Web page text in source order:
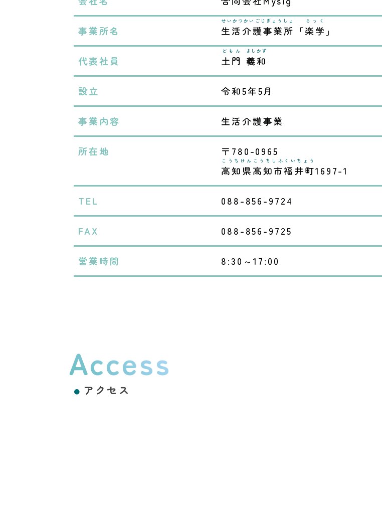
事業所名 生活介護事業所
せいかつかいごじぎょうしょ
「楽学
らっく
」
代表社員 土門
どもん
義和
よしかず
設立 令和5年5月
事業内容 生活介護事業
所在地
〒780-0965
高知県高知市福井町
こうちけんこうちしふくいちょう
1697-1
TEL 088-856-9724
FAX 088-856-9725
営業時間 8:30～17:00
Access
● アクセス